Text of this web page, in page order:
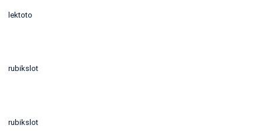
lektoto
rubikslot
rubikslot